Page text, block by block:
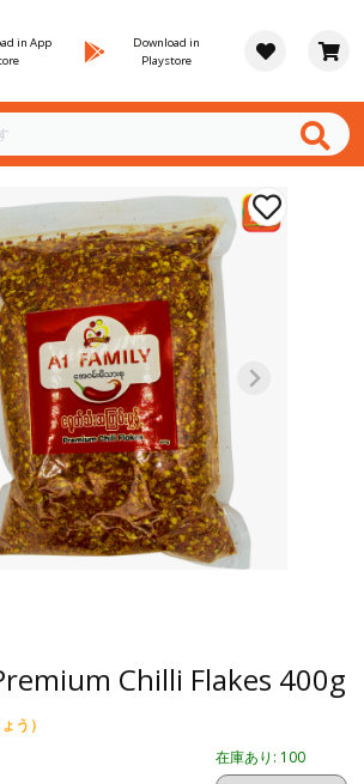
in App
Download in
Playstore
Chilli Flakes 400g
う）
在庫あり: 100